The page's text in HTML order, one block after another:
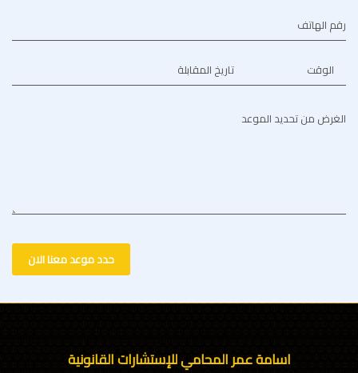
رقم الهاتف
تاريخ المقابلة الوقت
الغرض من تحديد الموعد
حدد موعد معنا الان
اسامة عمر المحامي للإستشارات القانونية